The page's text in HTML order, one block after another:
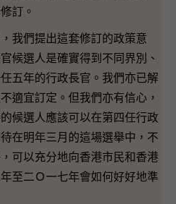
訂。
們提出這套修訂的政策意
候選人是確實得到不同界別、
五年的行政長官。我們亦已解
適宜訂定。但我們亦有信心，
候選人應該可以在第四任行政
在明年三月的這場選舉中，不
可以充分地向香港市民和香港
至二Ｏ一七年會如何好好地準